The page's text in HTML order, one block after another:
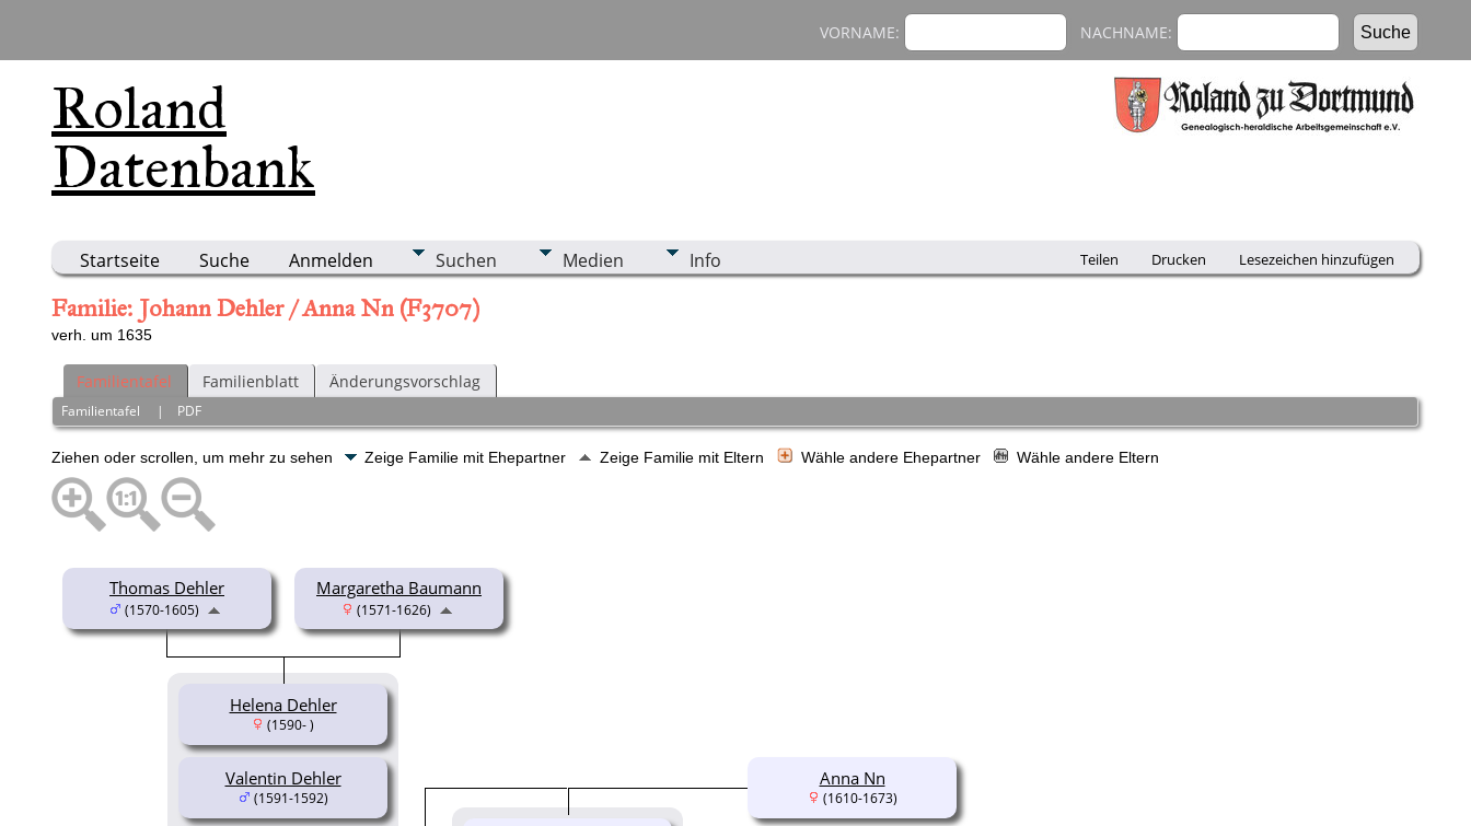
Roland
Datenbank
VORNAME: NACHNAME:
Startseite Suche Anmelden Suchen Medien Info Teilen Drucken Lesezeichen hinzufügen
Familie: Johann Dehler / Anna Nn (F3707)
verh. um 1635
Familientafel Familienblatt Änderungsvorschlag
Familientafel | PDF
Ziehen oder scrollen, um mehr zu sehen Zeige Familie mit Ehepartner Zeige Familie mit Eltern Wähle andere Ehepartner Wähle andere Eltern
Thomas Dehler
(1570-1605)
Margaretha Baumann
(1571-1626)
Helena Dehler
(1590- )
Valentin Dehler
(1591-1592)
Anna Nn
(1610-1673)